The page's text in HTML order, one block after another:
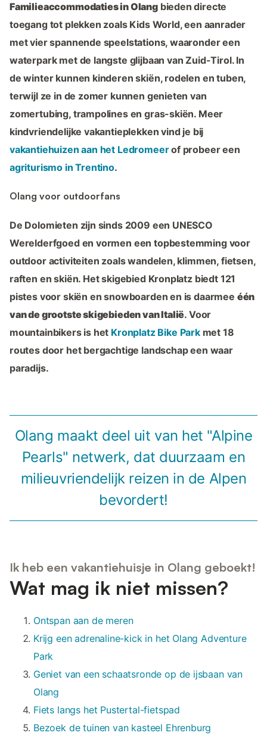
Familieaccommodaties in Olangbieden directe
toegang tot plekken zoals Kids World, een aanrader
met vier spannende speelstations, waaronder een
waterpark met de langste glijbaan van Zuid-Tirol. In
de winter kunnen kinderen skiën, rodelen en tuben,
terwijl ze in de zomer kunnen genieten van
zomertubing, trampolines en gras-skiën. Meer
kindvriendelijke vakantieplekken vind je bij
vakantiehuizen aan het Ledromeerof probeer een
agriturismo in Trentino.
Olang voor outdoorfans
De Dolomieten zijn sinds 2009 een UNESCO
Werelderfgoed en vormen een topbestemming voor
outdoor activiteiten zoals wandelen, klimmen, fietsen,
raften en skiën. Het skigebied Kronplatz biedt 121
pistes voor skiën en snowboarden en is daarmee één
van de grootste skigebieden van Italië. Voor
mountainbikers is het Kronplatz Bike Parkmet 18
routes door het bergachtige landschap een waar
paradijs.
Olang maakt deel uit van het "Alpine
Pearls" netwerk, dat duurzaam en
milieuvriendelijk reizen in de Alpen
bevordert!
Ik heb een vakantiehuisje in Olang geboekt!
Wat mag ik niet missen?
Ontspan aan de meren
Krijg een adrenaline-kick in het Olang Adventure
Park
Geniet van een schaatsronde op de ijsbaan van
Olang
Fiets langs het Pustertal-fietspad
Bezoek de tuinen van kasteel Ehrenburg